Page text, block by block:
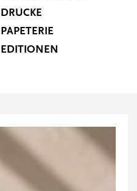
DRUCKE
PAPETERIE
EDITIONEN